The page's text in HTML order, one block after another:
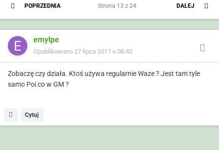
POPRZEDNIA DALEJ
Strona 13 z 24
emylpe
Opublikowano 27 lipca 2017 o 06:42
Zobaczę czy działa. Ktoś używa regularnie Waze ? Jest tam tyle
samo Poi co w GM ?
Cytuj